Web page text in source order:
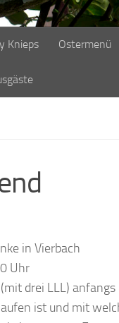
Knieps Ostermenü
in Vierbach
Uhr
drei LLL)
ist und mit